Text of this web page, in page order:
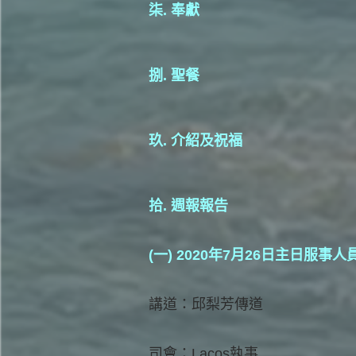
柒. 奉獻
捌. 聖餐
玖. 介紹及祝福
拾. 週報報告
(一) 2020年7月26日主日服事人
講道：邱梨芳傳道